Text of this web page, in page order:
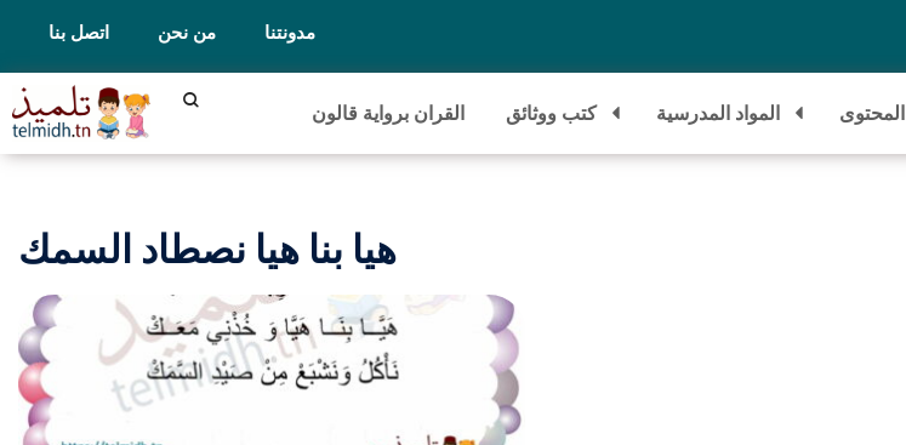
اتصل بنا من نحن مدونتنا
القران برواية قالون كتب ووثائق المواد المدرسية المحتوى
هيا بنا هيا نصطاد السمك